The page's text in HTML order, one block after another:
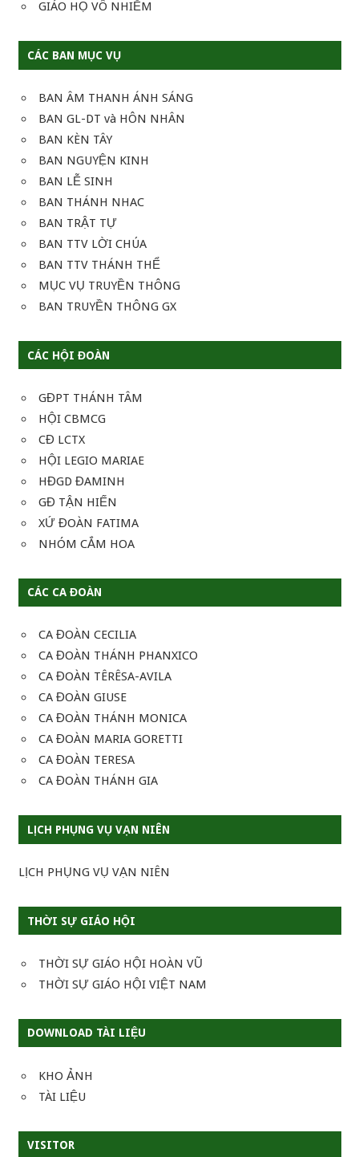
GIÁO HỌ VÔ NHIỄM
CÁC BAN MỤC VỤ
BAN ÂM THANH ÁNH SÁNG
BAN GL-DT và HÔN NHÂN
BAN KÈN TÂY
BAN NGUYỆN KINH
BAN LỄ SINH
BAN THÁNH NHAC
BAN TRẬT TỰ
BAN TTV LỜI CHÚA
BAN TTV THÁNH THỂ
MỤC VỤ TRUYỀN THÔNG
BAN TRUYỀN THÔNG GX
CÁC HỘI ĐOÀN
GĐPT THÁNH TÂM
HỘI CBMCG
CĐ LCTX
HỘI LEGIO MARIAE
HĐGD ĐAMINH
GĐ TẬN HIẾN
XỨ ĐOÀN FATIMA
NHÓM CẮM HOA
CÁC CA ĐOÀN
CA ĐOÀN CECILIA
CA ĐOÀN THÁNH PHANXICO
CA ĐOÀN TÊRÊSA-AVILA
CA ĐOÀN GIUSE
CA ĐOÀN THÁNH MONICA
CA ĐOÀN MARIA GORETTI
CA ĐOÀN TERESA
CA ĐOÀN THÁNH GIA
LỊCH PHỤNG VỤ VẠN NIÊN
LỊCH PHỤNG VỤ VẠN NIÊN
THỜI SỰ GIÁO HỘI
THỜI SỰ GIÁO HỘI HOÀN VŨ
THỜI SỰ GIÁO HỘI VIỆT NAM
DOWNLOAD TÀI LIỆU
KHO ẢNH
TÀI LIỆU
VISITOR